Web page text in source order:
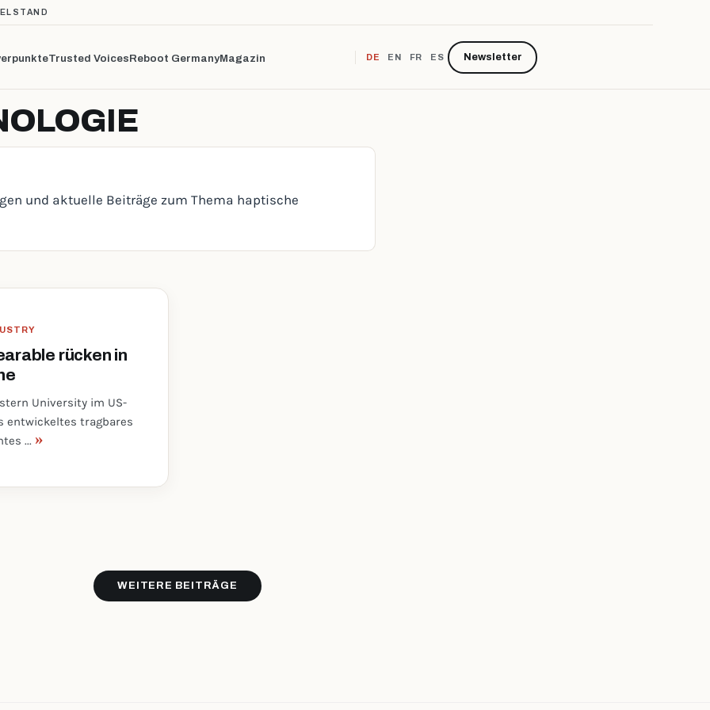
und aktuelle Beiträge zum Thema haptische
rücken in
University im US-
entwickeltes tragbares
... »
WEITERE BEITRÄGE
Trusted VoicesReboot GermanyMagazin DE EN FR ES Newsletter